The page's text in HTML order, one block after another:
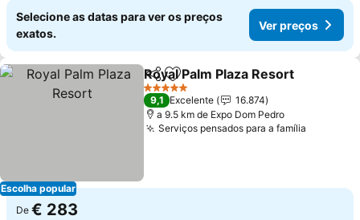
Selecione as datas para ver os preços
exatos.
Ver preços
Escolha popular
PartilharAdicionar aos favoritos
Royal Palm Plaza Resort
5 Estrelas
9,1 Excelente
16.874
a 9.5 km de Expo Dom Pedro
Serviços pensados para a família
De € 283